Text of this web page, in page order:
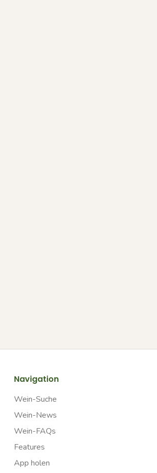
Navigation
Wein-Suche
Wein-News
Wein-FAQs
Features
App holen